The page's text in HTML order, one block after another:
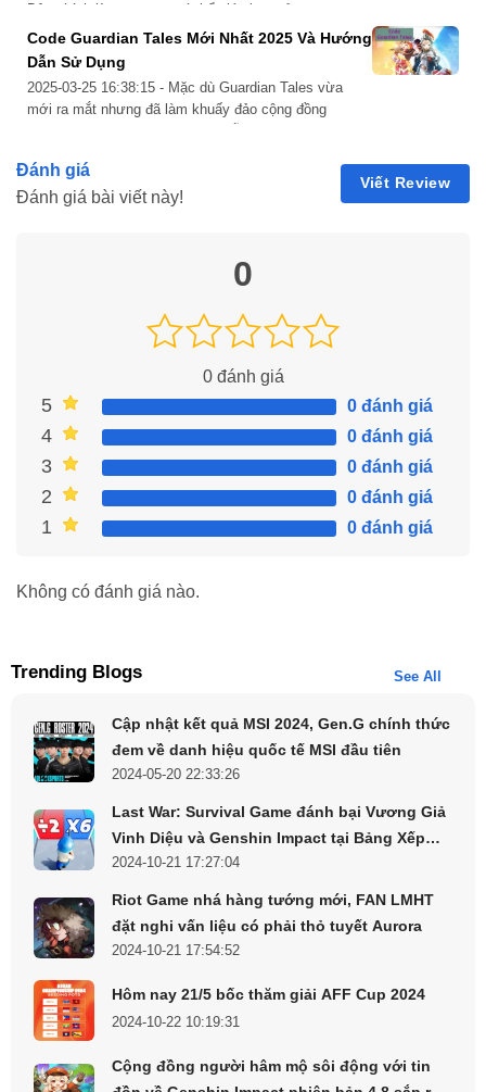
Nhất nút Redeem để đổi code Wolvesville
Những Cập Nhật Nổi Bật Liên Quan Đến
Code Game Wolvesville 2025
Bên cạnh việc cung cấp mãcode Wolvesville, nhà phát
Đây chính là tựa game có thể giúp bạn xả stress
với bộ môn thể thao yêu thích mà không cần vận
động ngoài trời…
Code Guardian Tales Mới Nhất 2025 Và Hướng
Dẫn Sử Dụng
2025-03-25 16:38:15 - Mặc dù Guardian Tales vừa
mới ra mắt nhưng đã làm khuấy đảo cộng đồng
game đã cập nhật thêm các mã giftcode để bạn có
thể đổi…
Đánh giá
Đánh giá bài viết này!
Viết Review
0
0đánh giá
5 0 đánh giá
4 0 đánh giá
3 0 đánh giá
2 0 đánh giá
1 0 đánh giá
Không có đánh giá nào.
Trending Blogs See All
Cập nhật kết quả MSI 2024, Gen.G chính thức
đem về danh hiệu quốc tế MSI đầu tiên
2024-05-20 22:33:26
Last War: Survival Game đánh bại Vương Giả
Vinh Diệu và Genshin Impact tại Bảng Xếp
Hạng
2024-10-21 17:27:04
Riot Game nhá hàng tướng mới, FAN LMHT
đặt nghi vấn liệu có phải thỏ tuyết Aurora
2024-10-21 17:54:52
Hôm nay 21/5 bốc thăm giải AFF Cup 2024
2024-10-22 10:19:31
Cộng đồng người hâm mộ sôi động với tin